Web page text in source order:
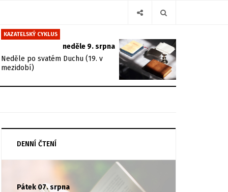
KAZATELSKÝ CYKLUS
neděle 9. srpna
Neděle po svatém Duchu (19. v
mezidobí)
DENNÍ ČTENÍ
Pátek 07. srpna